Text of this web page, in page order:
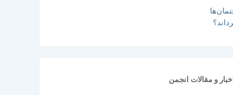
اخبار و مقالات انجمن